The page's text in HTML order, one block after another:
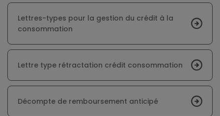
Lettres-types pour la gestion du crédit à la
consommation
Lettre type rétractation crédit consommation
Décompte de remboursement anticipé